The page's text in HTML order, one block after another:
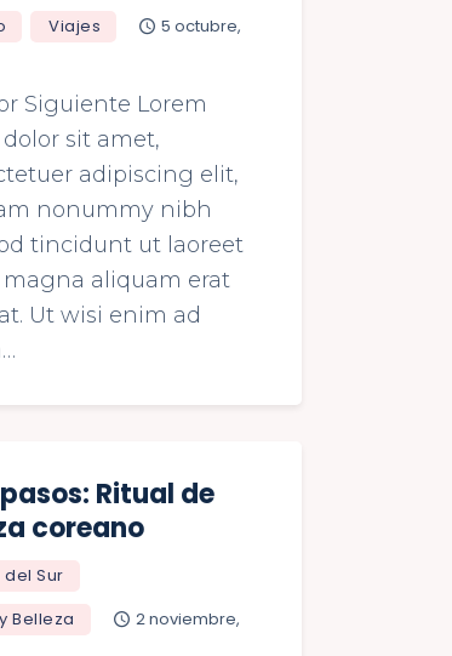
Viajes
5 octubre,
Siguiente Lorem
sit amet,
adipiscing elit,
nonummy nibh
tincidunt ut laoreet
magna aliquam erat
Ut wisi enim ad
Ritual de
coreano
Sur
Belleza
2 noviembre,